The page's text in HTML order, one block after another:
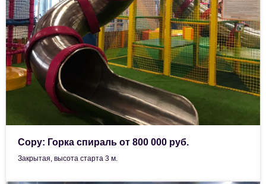
Copy: Горка спираль от 800 000 руб.
Закрытая, высота старта 3 м.